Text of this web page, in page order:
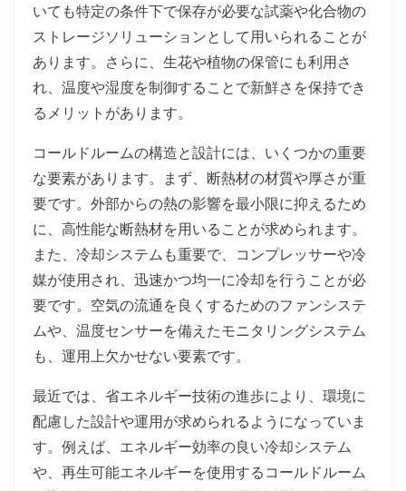
いても特定の条件下で保存が必要な試薬や化合物の
ストレージソリューションとして用いられることが
あります。さらに、生花や植物の保管にも利用さ
れ、温度や湿度を制御することで新鮮さを保持でき
るメリットがあります。
コールドルームの構造と設計には、いくつかの重要
な要素があります。まず、断熱材の材質や厚さが重
要です。外部からの熱の影響を最小限に抑えるため
に、高性能な断熱材を用いることが求められます。
また、冷却システムも重要で、コンプレッサーや冷
媒が使用され、迅速かつ均一に冷却を行うことが必
要です。空気の流通を良くするためのファンシステ
ムや、温度センサーを備えたモニタリングシステム
も、運用上欠かせない要素です。
最近では、省エネルギー技術の進歩により、環境に
配慮した設計や運用が求められるようになっていま
す。例えば、エネルギー効率の良い冷却システム
や、再生可能エネルギーを使用するコールドルーム